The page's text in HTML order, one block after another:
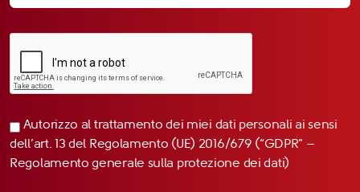
Autorizzo al trattamento dei miei dati personali ai sensi
dell’art. 13 del Regolamento (UE) 2016/679 (“GDPR” –
Regolamento generale sulla protezione dei dati)